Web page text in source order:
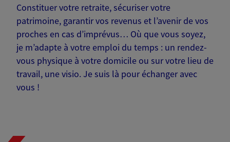
Constituer votre retraite, sécuriser votre
patrimoine, garantir vos revenus et l’avenir de vos
proches en cas d’imprévus… Où que vous soyez,
je m’adapte à votre emploi du temps : un rendez-
vous physique à votre domicile ou sur votre lieu de
travail, une visio. Je suis là pour échanger avec
vous !